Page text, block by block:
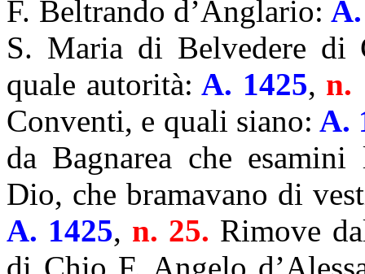
F. Beltrando d’Anglario:
S. Maria di Belvedere di
quale autorità: A. 1425, n.
Conventi, e quali siano: A.
da Bagnarea che
Dio, che bramavano di
A. 1425, n. 25. Rimove